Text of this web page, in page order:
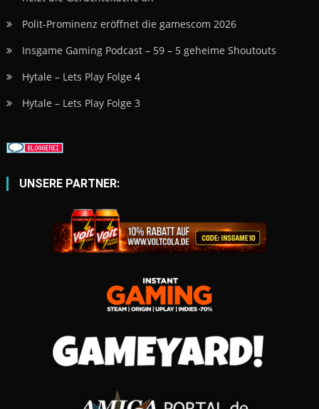
Polit-Prominenz eröffnet die gamescom 2026
Insgame Gaming Podcast – 59 – 5 geheime Shoutouts
Hytale – Lets Play Folge 4
Hytale – Lets Play Folge 3
UNSERE PARTNER: